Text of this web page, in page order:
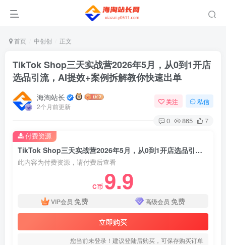
首页 中创创 正文
TikTok Shop三天实战营2026年5月，从0到1开店
选品引流，AI提效+案例拆解教你快速出单
海淘站长
2个月前更新
关注 私信
0 865 7
TikTok Shop三天实战营2026年5月，从0到1开店选品引流，AI提效+案例拆解教你快速出单
此内容为付费资源，请付费后查看
C币 9.9
VIP会员 免费 高级会员 免费
立即购买
您当前未登录！建议登陆后购买，可保存购买订单
付费资源